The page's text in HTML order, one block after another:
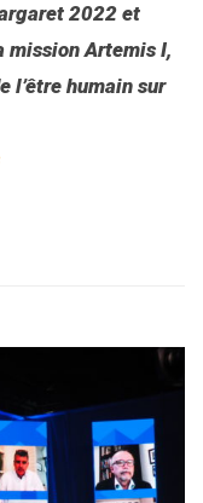
2022 et
mission Artemis I,
l’être humain sur